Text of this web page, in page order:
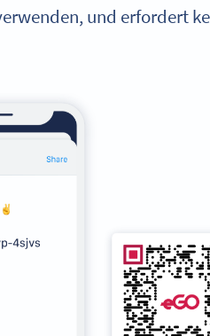
und erfordert